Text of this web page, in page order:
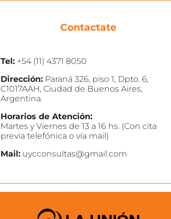
Contactate
Tel: +54 (11) 4371 8050
Dirección:Paraná 326, piso 1, Dpto. 6,
C1017AAH, Ciudad de Buenos Aires,
Argentina.
Horarios de Atención:
Martes y Viernes de 13 a 16 hs. (Con cita
previa telefónica o vía mail)
Mail: uycconsultas@gmail.com